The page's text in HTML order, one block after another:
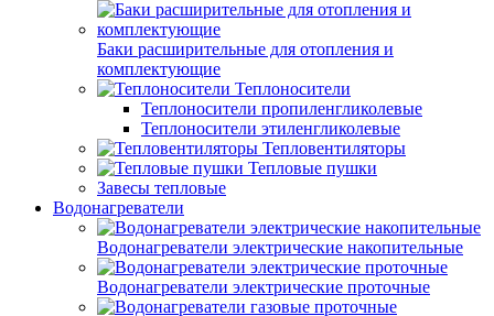
Баки расширительные для отопления и
комплектующие
Теплоносители
Теплоносители пропиленгликолевые
Теплоносители этиленгликолевые
Тепловентиляторы
Тепловые пушки
Завесы тепловые
Водонагреватели
Водонагреватели электрические накопительные
Водонагреватели электрические проточные